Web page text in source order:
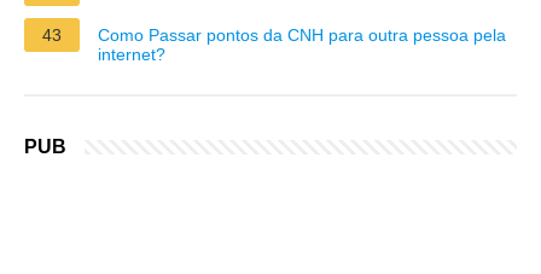
43
Como Passar pontos da CNH para outra pessoa pela
internet?
PUB